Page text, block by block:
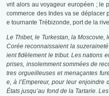
vrit alors au voyageur européen ; le
commerce des Indes va se déplacer
e tournante Trébizonde, port de la
Le Thibet, le Turkestan, la Moscovie,
Corée reconnaissaient la
ient fidèlement le tribut. Les nations
prises, insolemment sommées de
tres orgueilleuses et menaçantes
e, à l’Empereur, pour leur enjoindre
États jusqu’au fond de la Tartarie.